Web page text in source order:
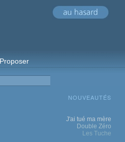
NOUVEAUTÉS
J'ai tué ma mère
Double Zéro
Les Tuche